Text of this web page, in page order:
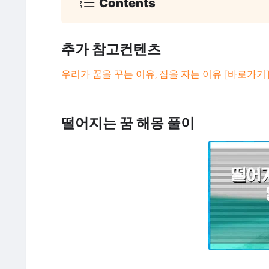
추가 참고컨텐츠
우리가 꿈을 꾸는 이유, 잠을 자는 이유 [바로가기]
떨어지는 꿈 해몽 풀이